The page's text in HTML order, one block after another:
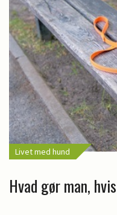
Livet med hund
Hvad gør man,